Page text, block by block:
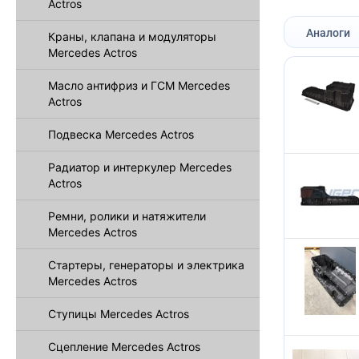
Actros
Краны, клапана и модуляторы
Mercedes Actros
Масло антифриз и ГСМ Mercedes
Actros
Подвеска Mercedes Actros
Радиатор и интеркулер Mercedes
Actros
Ремни, ролики и натяжители
Mercedes Actros
Стартеры, генераторы и электрика
Mercedes Actros
Ступицы Mercedes Actros
Сцепление Mercedes Actros
Аналоги